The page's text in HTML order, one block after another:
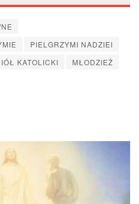
PIELGRZYMI NADZIEI
KATOLICKI
MŁODZIEŻ